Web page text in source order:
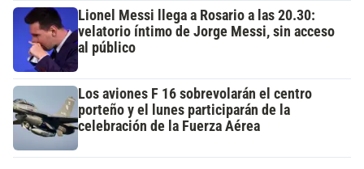
Lionel Messi llega a Rosario a las 20.30:
velatorio íntimo de Jorge Messi, sin acceso
al público
Los aviones F 16 sobrevolarán el centro
porteño y el lunes participarán de la
celebración de la Fuerza Aérea